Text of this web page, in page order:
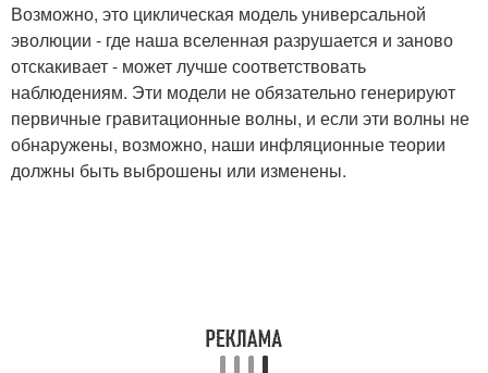
Возможно, это циклическая модель универсальной
эволюции - где наша вселенная разрушается и заново
отскакивает - может лучше соответствовать
наблюдениям. Эти модели не обязательно генерируют
первичные гравитационные волны, и если эти волны не
обнаружены, возможно, наши инфляционные теории
должны быть выброшены или изменены.